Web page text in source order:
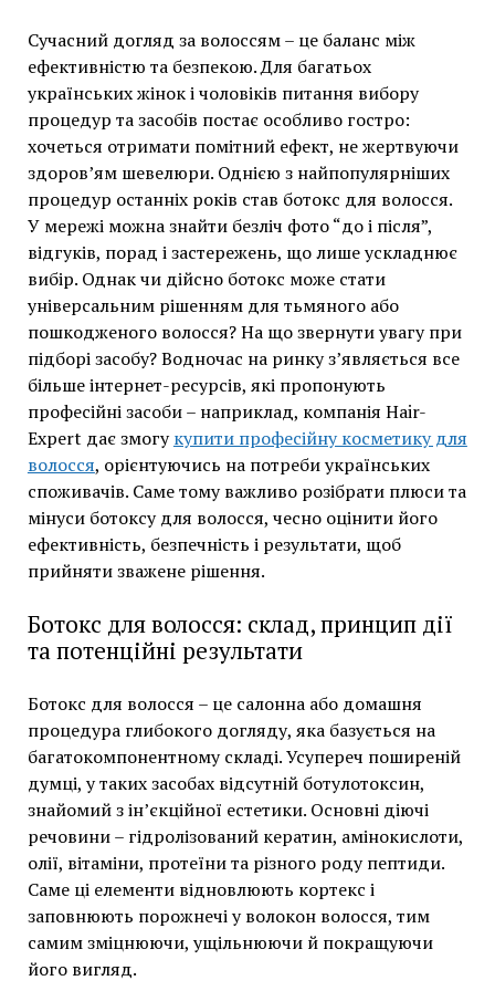
Сучасний догляд за волоссям – це баланс між
ефективністю та безпекою. Для багатьох
українських жінок і чоловіків питання вибору
процедур та засобів постає особливо гостро:
хочеться отримати помітний ефект, не жертвуючи
здоров’ям шевелюри. Однією з найпопулярніших
процедур останніх років став ботокс для волосся.
У мережі можна знайти безліч фото “до і після”,
відгуків, порад і застережень, що лише ускладнює
вибір. Однак чи дійсно ботокс може стати
універсальним рішенням для тьмяного або
пошкодженого волосся? На що звернути увагу при
підборі засобу? Водночас на ринку з’являється все
більше інтернет-ресурсів, які пропонують
професійні засоби – наприклад, компанія Hair-
Expert дає змогукупити професійну косметику для
волосся, орієнтуючись на потреби українських
споживачів. Саме тому важливо розібрати плюси та
мінуси ботоксу для волосся, чесно оцінити його
ефективність, безпечність і результати, щоб
прийняти зважене рішення.
Ботокс для волосся: склад, принцип дії
та потенційні результати
Ботокс для волосся – це салонна або домашня
процедура глибокого догляду, яка базується на
багатокомпонентному складі. Усупереч поширеній
думці, у таких засобах відсутній ботулотоксин,
знайомий з ін’єкційної естетики. Основні діючі
речовини – гідролізований кератин, амінокислоти,
олії, вітаміни, протеїни та різного роду пептиди.
Саме ці елементи відновлюють кортекс і
заповнюють порожнечі у волокон волосся, тим
самим зміцнюючи, ущільнюючи й покращуючи
його вигляд.